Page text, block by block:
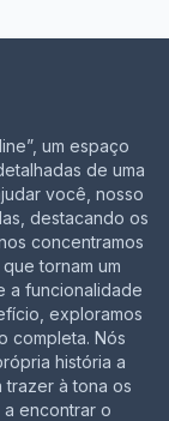
um espaço
de uma
você, nosso
destacando os
concentramos
tornam um
a funcionalidade
exploramos
completa. Nós
história a
trazer à tona os
encontrar o